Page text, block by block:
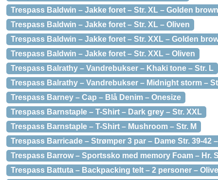
Trespass Baldwin – Jakke foret – Str. XL – Golden brown
Trespass Baldwin – Jakke foret – Str. XL – Oliven
Trespass Baldwin – Jakke foret – Str. XXL – Golden
Trespass Baldwin – Jakke foret – Str. XXL – Oliven
Trespass Balrathy – Vandrebukser – Khaki tone – Str. L
Trespass Balrathy – Vandrebukser – Midnight storm –
Trespass Barney – Cap – Blå Denim – Onesize
Trespass Barnstaple – T-Shirt – Dark grey – Str. XXL
Trespass Barnstaple – T-Shirt – Mushroom – Str. M
Trespass Barricade – Strømper 3 par – Dame Str. 39-42
Trespass Barrow – Sportssko med memory Foam – Hr.
Trespass Battuta – Backpacking telt – 2 personer –